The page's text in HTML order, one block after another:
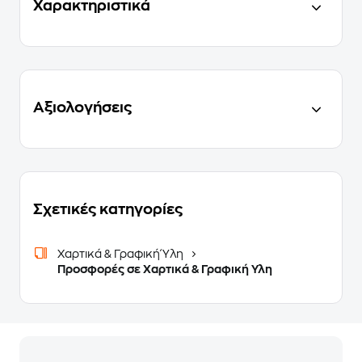
Χαρακτηριστικά
Αξιολογήσεις
Σχετικές κατηγορίες
Χαρτικά & Γραφική Ύλη
Προσφορές σε Χαρτικά & Γραφική Υλη